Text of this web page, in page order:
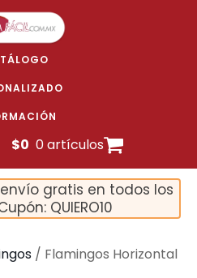
$0 0 artículos
gratis en todos los
QUIERO10
/ Flamingos Horizontal